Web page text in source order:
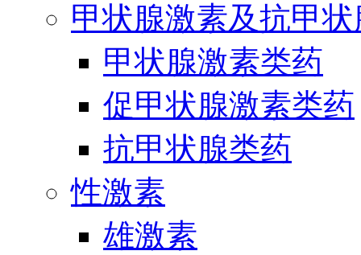
甲状腺激素及抗甲
甲状腺激素类药
促甲状腺激素类药
抗甲状腺类药
性激素
雄激素